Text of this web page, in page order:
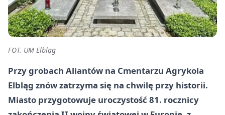
FOT. UM Elbląg
Przy grobach Aliantów na Cmentarzu Agrykola
Elbląg znów zatrzyma się na chwilę przy historii.
Miasto przygotowuje uroczystość 81. rocznicy